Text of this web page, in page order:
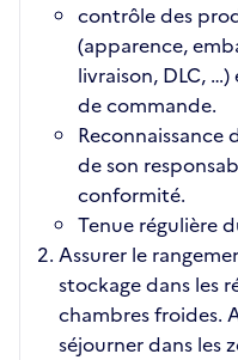
contrôle des
(apparence,
livraison, DLC,
de commande.
Reconnaissance
de son
conformité.
Tenue régulière
Assurer le
stockage dans les
chambres froides.
séjourner dans les